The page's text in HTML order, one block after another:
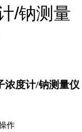
/钠测量
浓度计/钠测量仪
作